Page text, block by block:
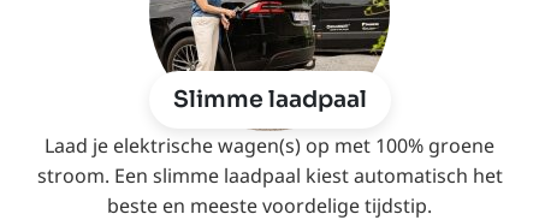
Slimme laadpaal
Laad je elektrische wagen(s) op met 100% groene
stroom. Een slimme laadpaal kiest automatisch het
beste en meeste voordelige tijdstip.